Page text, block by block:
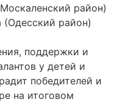
район)
район)
поддержки и
у детей и
победителей и
на итоговом